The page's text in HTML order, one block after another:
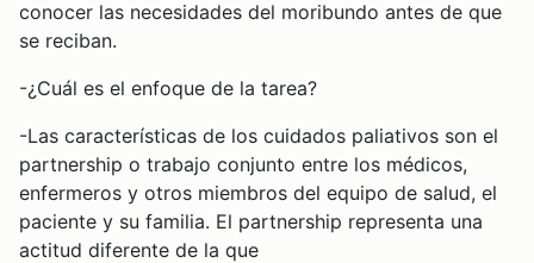
conocer las necesidades del moribundo antes de que
se reciban.
-¿Cuál es el enfoque de la tarea?
-Las características de los cuidados paliativos son el
partnership o trabajo conjunto entre los médicos,
enfermeros y otros miembros del equipo de salud, el
paciente y su familia. El partnership representa una
actitud diferente de la que